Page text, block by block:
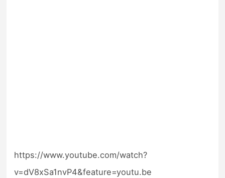
https://www.youtube.com/watch?
v=dV8xSa1nvP4&feature=youtu.be